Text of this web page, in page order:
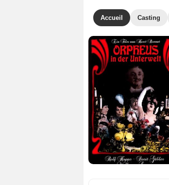
Accueil Casting